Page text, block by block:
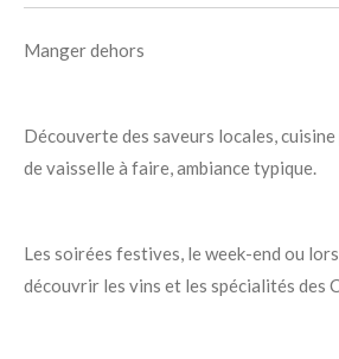
Manger dehors
Découverte des saveurs locales,
de vaisselle à faire, ambiance typique.
Les soirées festives, le week-end ou
découvrir les vins et les spécialités des